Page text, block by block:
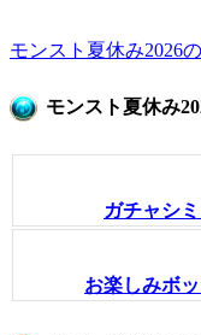
モンスト夏休み2026
モンスト夏休み
ガチャシ
お楽しみボ